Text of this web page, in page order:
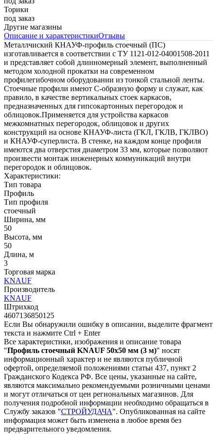
Торики
под заказ
Другие магазины
Описание и характеристикиОтзывы
Металлчиский КНАУФ-профиль стоечный (ПС)
изготавливается в соответствии с ТУ 1121-012-04001508-2011
и представляет собой длинномерный элемент, выполненный
методом холодной прокатки на современном
профилегибочном оборудовании из тонкой стальной ленты.
Стоечные профили имеют С-образную форму и служат, как
правило, в качестве вертикальных стоек каркасов,
предназначенных для гипсокартонных перегородок и
облицовок.Применяется для устройства каркасов
межкомнатных перегородок, облицовок и других
конструкций на основе КНАУФ-листа (ГКЛ, ГКЛВ, ГКЛВО)
и КНАУФ-суперлиста. В стенке, на каждом конце профиля
имеются два отверстия диаметром 33 мм, которые позволяют
произвести монтаж инженерных коммуникаций внутри
перегородок и облицовок.
Характеристики:
Тип товара
Профиль
Тип профиля
стоечный
Ширина, мм
50
Высота, мм
50
Длина, м
3
Торговая марка
KNAUF
Производитель
KNAUF
Штрихкод
4607136850125
Если Вы обнаружили ошибку в описании, выделите фрагмент
текста и нажмите Ctrl + Enter
Все характеристики, изображения и описание товара
"Профиль стоечный KNAUF 50х50 мм (3 м)" носят
информационный характер и не являются публичной
офертой, определяемой положениями статьи 437, пункт 2
Гражданского Кодекса РФ. Все цены, указанные на сайте,
являются максимально рекомендуемыми розничными ценами
и могут отличаться от цен региональных магазинов. Для
получения подробной информации необходимо обращаться в
Службу заказов "СТРОЙУДАЧА". Опубликованная на сайте
информация может быть изменена в любое время без
предварительного уведомления.